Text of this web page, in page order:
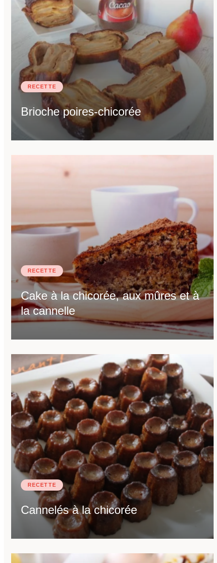
RECETTE
Brioche poires-chicorée
RECETTE
Cake à la chicorée, aux mûres et à
la cannelle
RECETTE
Cannelés à la chicorée